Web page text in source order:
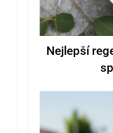
Nejlepší